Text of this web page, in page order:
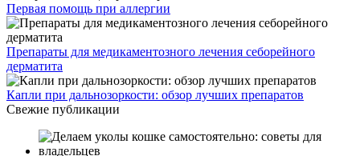
Первая помощь при аллергии
Препараты для медикаментозного лечения себорейного
дерматита
Капли при дальнозоркости: обзор лучших препаратов
Свежие публикации